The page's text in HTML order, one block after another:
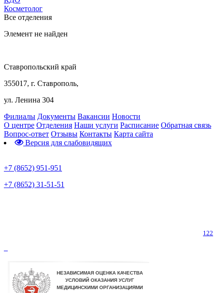
Косметолог
Все отделения
Элемент не найден
Ставропольский край
355017, г. Ставрополь,
ул. Ленина 304
Филиалы Документы Вакансии Новости
О центре Отделения Наши услуги Расписание Обратная связь
Вопрос-ответ Отзывы Контакты Карта сайта
Версия для слабовидящих
+7 (8652) 951-951
+7 (8652) 31-51-51
122